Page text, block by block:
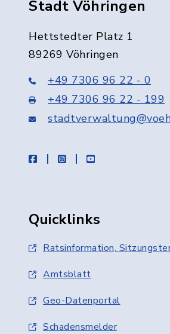
Stadt Vöhringen
Hettstedter Platz 1
89269 Vöhringen
+49 7306 96 22 - 0
+49 7306 96 22 - 199
facebookinstagramyoutube
Quicklinks
Ratsinformation,
Amtsblatt
Geo-Datenportal
Schadensmelder